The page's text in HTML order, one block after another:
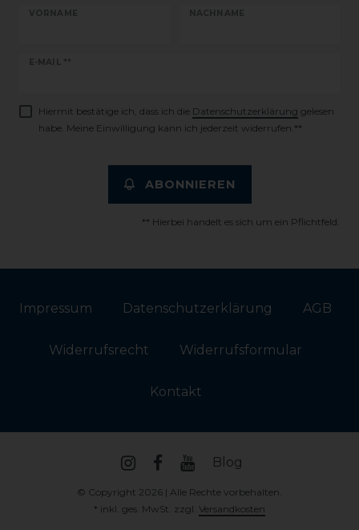
VORNAME NACHNAME
E-MAIL **
Newsletter
Hiermit bestätige ich, dass ich die Daten­schutz­erklärung gelesen
habe. Meine Einwilligung kann ich jederzeit widerrufen.**
ABONNIEREN
** Hierbei handelt es sich um ein Pflichtfeld.
Impressum Daten­schutz­erklärung AGB
Widerrufs­recht Widerrufs­formular
Kontakt
Blog
© Copyright 2026 | Alle Rechte vorbehalten.
* inkl. ges. MwSt. zzgl. Versandkosten